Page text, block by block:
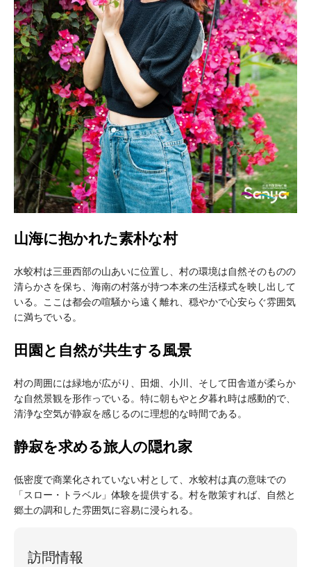
山海に抱かれた素朴な村
水蛟村は三亜西部の山あいに位置し、村の環境は自然そのものの
清らかさを保ち、海南の村落が持つ本来の生活様式を映し出して
いる。ここは都会の喧騒から遠く離れ、穏やかで心安らぐ雰囲気
に満ちでいる。
田園と自然が共生する風景
村の周囲には緑地が広がり、田畑、小川、そして田舎道が柔らか
な自然景観を形作っでいる。特に朝もやと夕暮れ時は感動的で、
清浄な空気が静寂を感じるのに理想的な時間である。
静寂を求める旅人の隠れ家
低密度で商業化されていない村として、水蛟村は真の意味での
「スロー・トラベル」体験を提供する。村を散策すれば、自然と
郷土の調和した雰囲気に容易に浸られる。
訪問情報